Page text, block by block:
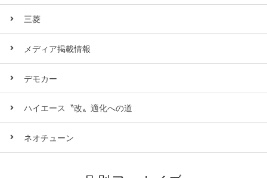
三菱
メディア掲載情報
デモカー
ハイエース〝改〟適化への道
ネオチューン